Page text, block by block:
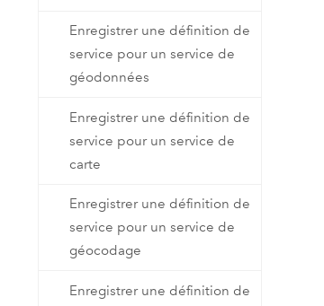
Enregistrer une définition de
service pour un service de
géodonnées
Enregistrer une définition de
service pour un service de
carte
Enregistrer une définition de
service pour un service de
géocodage
Enregistrer une définition de